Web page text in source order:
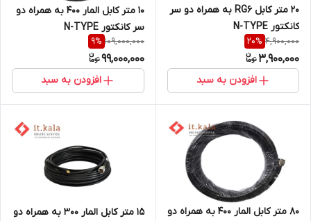
20 متر کابل RG6 به همراه دو سر
کانکتور N-TYPE
4,900,000
20%
3,900,000
افزودن به سبد
10 متر کابل المار 400 به همراه دو
سر کانکتور N-TYPE
109,000,000
9%
99,000,000
افزودن به سبد
80 متر کابل المار 400 به همراه دو
15 متر کابل المار 300 به همراه دو